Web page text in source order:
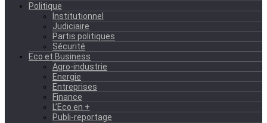
Politique
Institutionnel
Judiciaire
Partis politiques
Sécurité
Eco et Business
Agro-industrie
Energie
Entreprises
Finance
L’Eco en +
Publi-reportage